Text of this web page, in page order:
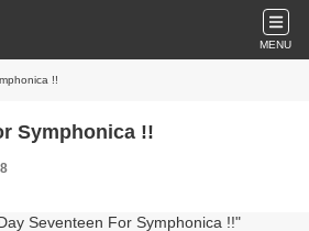
MENU
!!
Symphonica !!